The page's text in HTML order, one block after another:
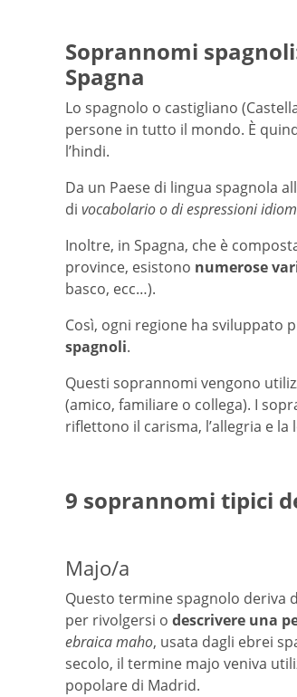
Soprannomi
Spagna
Lo spagnolo o castigliano
persone in tutto il mondo. È
l’hindi.
Da un Paese di lingua spagnola
di vocabolario o di espressioni
Inoltre, in Spagna, che è
province, esistono numerose
basco, ecc…).
Così, ogni regione ha sviluppato
spagnoli.
Questi soprannomi vengono
(amico, familiare o collega). I
riflettono il carisma, l’allegria e
9 soprannomi tipici
Majo/a
Questo termine spagnolo deriva
per rivolgersi o descrivere una
ebraica maho, usata dagli ebrei
secolo, il termine majo veniva
popolare di Madrid.